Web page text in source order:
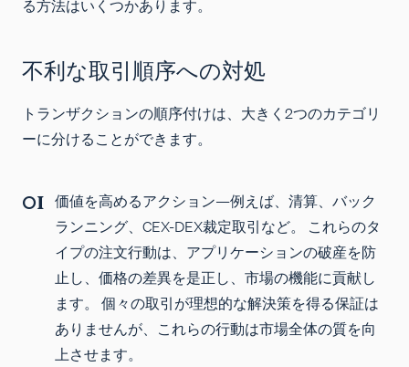
る方法はいくつかあります。
不利な取引順序への対処
トランザクションの順序付けは、大きく2つのカテゴリ
ーに分けることができます。
価値を高めるアクション—例えば、清算、バック
ランニング、CEX-DEX裁定取引など。 これらのタ
イプの注文行動は、アプリケーションの破産を防
止し、価格の差異を是正し、市場の機能に貢献し
ます。 個々の取引が理想的な解決策を得る保証は
ありませんが、これらの行動は市場全体の質を向
上させます。